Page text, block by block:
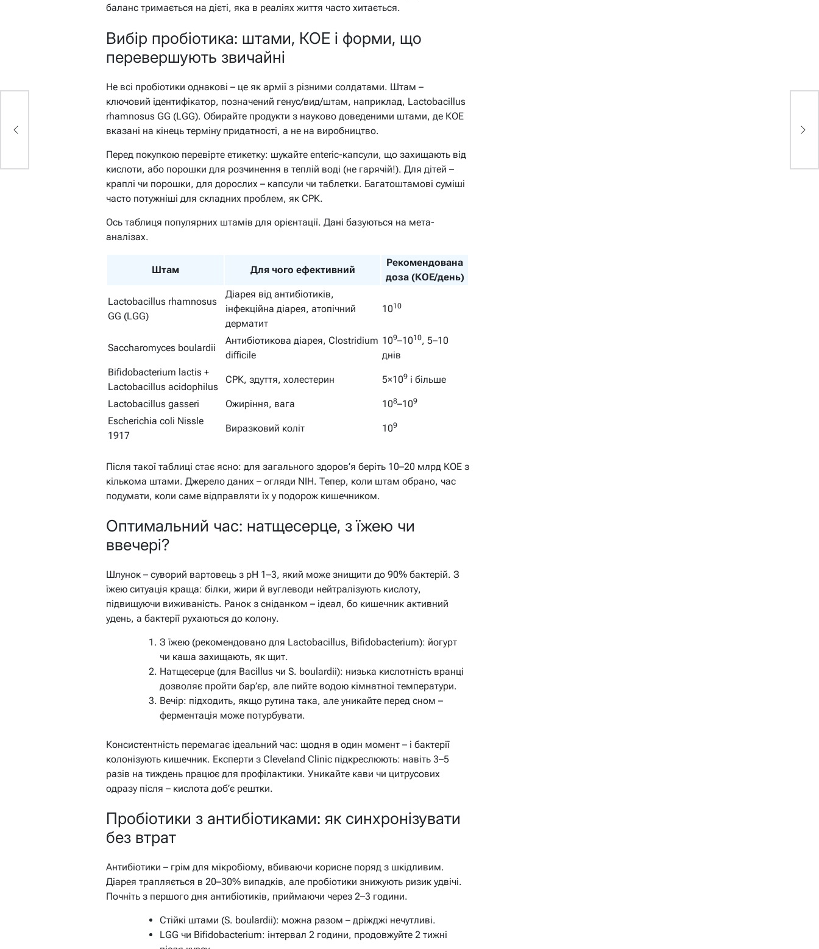
баланс тримається на дієті, яка в реаліях життя часто хитається.
Вибір пробіотика: штами, КОЕ і форми, що
перевершують звичайні
Не всі пробіотики однакові – це як армії з різними солдатами. Штам –
ключовий ідентифікатор, позначений генус/вид/штам, наприклад, Lactobacillus
rhamnosus GG (LGG). Обирайте продукти з науково доведеними штами, де КОЕ
вказані на кінець терміну придатності, а не на виробництво.
Перед покупкою перевірте етикетку: шукайте enteric-капсули, що захищають від
кислоти, або порошки для розчинення в теплій воді (не гарячій!). Для дітей –
краплі чи порошки, для дорослих – капсули чи таблетки. Багатоштамові суміші
часто потужніші для складних проблем, як СРК.
Ось таблиця популярних штамів для орієнтації. Дані базуються на мета-
аналізах.
Штам Для чого ефективний
Рекомендована
доза (КОЕ/день)
Lactobacillus rhamnosus
GG (LGG)
Діарея від антибіотиків,
інфекційна діарея, атопічний
дерматит
1010
Saccharomyces boulardii
Антибіотикова діарея, Clostridium
difficile
109–1010, 5–10
днів
Bifidobacterium lactis +
Lactobacillus acidophilus
СРК, здуття, холестерин 5×109 і більше
Lactobacillus gasseri Ожиріння, вага 108–109
Escherichia coli Nissle
1917
Виразковий коліт 109
Після такої таблиці стає ясно: для загального здоров’я беріть 10–20 млрд КОЕ з
кількома штами. Джерело даних – огляди NIH. Тепер, коли штам обрано, час
подумати, коли саме відправляти їх у подорож кишечником.
Оптимальний час: натщесерце, з їжею чи
ввечері?
Шлунок – суворий вартовець з pH 1–3, який може знищити до 90% бактерій. З
їжею ситуація краща: білки, жири й вуглеводи нейтралізують кислоту,
підвищуючи виживаність. Ранок з сніданком – ідеал, бо кишечник активний
удень, а бактерії рухаються до колону.
З їжею (рекомендовано для Lactobacillus, Bifidobacterium): йогурт
чи каша захищають, як щит.
Натщесерце (для Bacillus чи S. boulardii): низька кислотність вранці
дозволяє пройти бар’єр, але пийте водою кімнатної температури.
Вечір: підходить, якщо рутина така, але уникайте перед сном –
ферментація може потурбувати.
Консистентність перемагає ідеальний час: щодня в один момент – і бактерії
колонізують кишечник. Експерти з Cleveland Clinic підкреслюють: навіть 3–5
разів на тиждень працює для профілактики. Уникайте кави чи цитрусових
одразу після – кислота доб’є рештки.
Пробіотики з антибіотиками: як синхронізувати
без втрат
Антибіотики – грім для мікробіому, вбиваючи корисне поряд з шкідливим.
Діарея трапляється в 20–30% випадків, але пробіотики знижують ризик удвічі.
Почніть з першого дня антибіотиків, приймаючи через 2–3 години.
Стійкі штами (S. boulardii): можна разом – дріжджі нечутливі.
LGG чи Bifidobacterium: інтервал 2 години, продовжуйте 2 тижні